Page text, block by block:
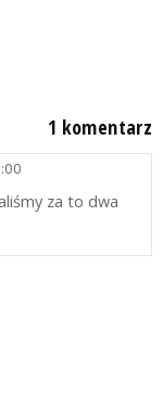
1 komentarz
za to dwa